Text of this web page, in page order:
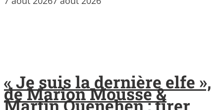
« Je suis la dernière elfe »,
de Marion Mousse &